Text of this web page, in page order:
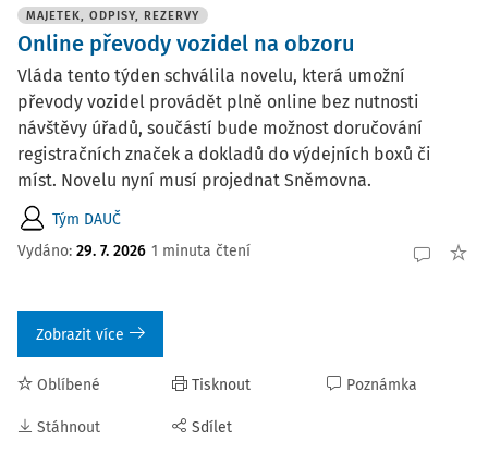
MAJETEK, ODPISY, REZERVY
Online převody vozidel na obzoru
Vláda tento týden schválila novelu, která umožní
převody vozidel provádět plně online bez nutnosti
návštěvy úřadů, součástí bude možnost doručování
registračních značek a dokladů do výdejních boxů či
míst. Novelu nyní musí projednat Sněmovna.
Tým DAUČ
Vydáno: 29. 7. 2026 1 minuta čtení
Zobrazit více
Oblíbené
Stáhnout
Tisknout
Sdílet
Poznámka